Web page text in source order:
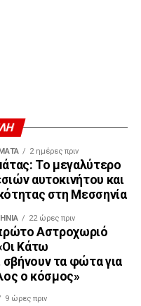
2 ημέρες πριν
Το μεγαλύτερο
αυτοκινήτου και
στη Μεσσηνία
22 ώρες πριν
Αστροχωριό
Κάτω
τα φώτα για
ο κόσμος»
9 ώρες πριν